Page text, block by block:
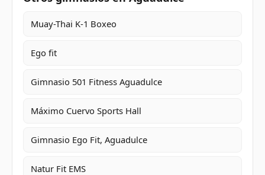
Muay-Thai K-1 Boxeo
Ego fit
Gimnasio 501 Fitness Aguadulce
Máximo Cuervo Sports Hall
Gimnasio Ego Fit, Aguadulce
Natur Fit EMS